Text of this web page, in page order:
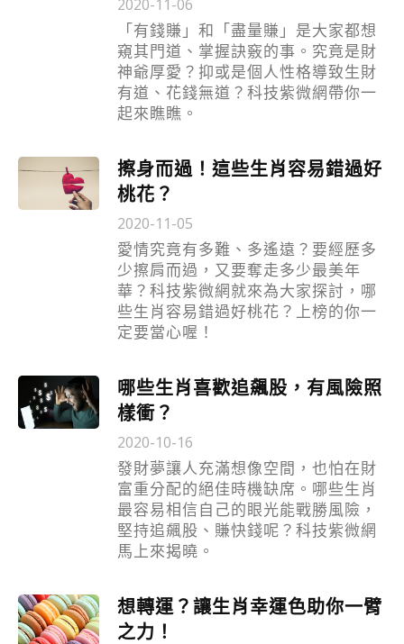
2020-11-06
「有錢賺」和「盡量賺」是大家都想
窺其門道、掌握訣竅的事。究竟是財
神爺厚愛？抑或是個人性格導致生財
有道、花錢無道？科技紫微網帶你一
起來瞧瞧。
擦身而過！這些生肖容易錯過好
桃花？
2020-11-05
愛情究竟有多難、多遙遠？要經歷多
少擦肩而過，又要奪走多少最美年
華？科技紫微網就來為大家探討，哪
些生肖容易錯過好桃花？上榜的你一
定要當心喔！
哪些生肖喜歡追飆股，有風險照
樣衝？
2020-10-16
發財夢讓人充滿想像空間，也怕在財
富重分配的絕佳時機缺席。哪些生肖
最容易相信自己的眼光能戰勝風險，
堅持追飆股、賺快錢呢？科技紫微網
馬上來揭曉。
想轉運？讓生肖幸運色助你一臂
之力！